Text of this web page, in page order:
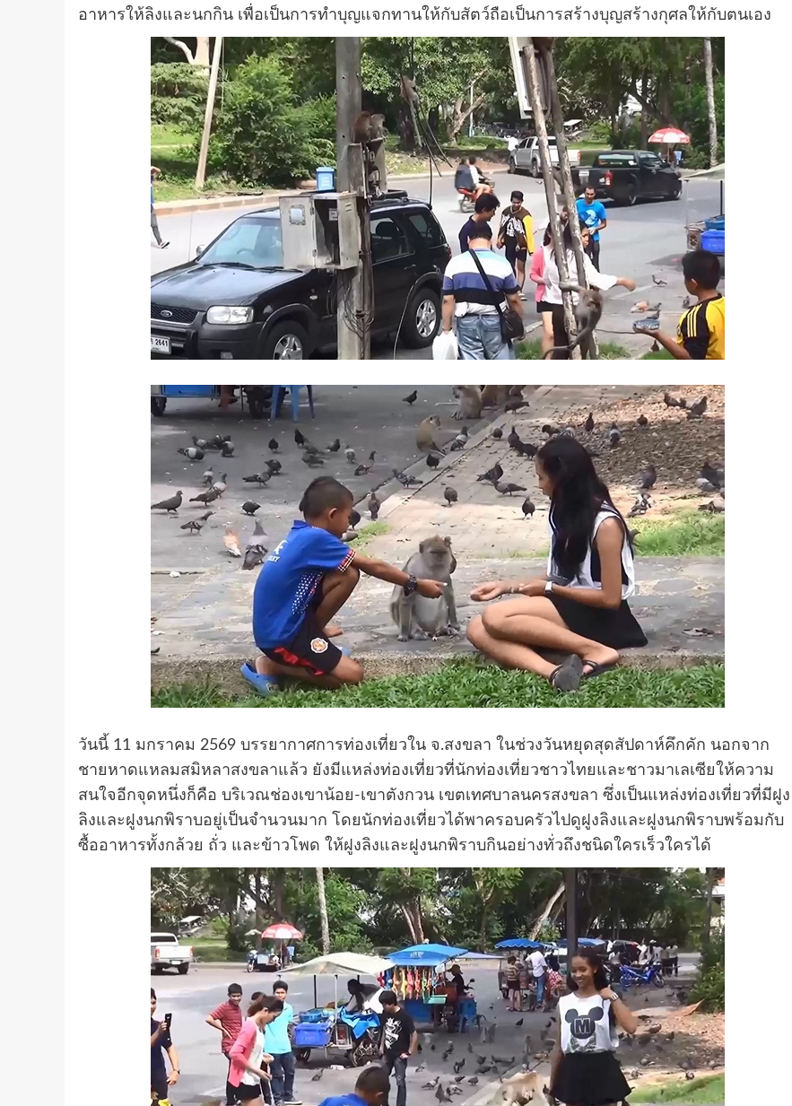
อาหารให้ลิงและนกกิน เพื่อเป็นการทำบุญแจกทานให้กับสัตว์ถือเป็นการสร้างบุญสร้างกุศลให้กับตนเอง
วันนี้ 11 มกราคม 2569 บรรยากาศการท่องเที่ยวใน จ.สงขลา ในช่วงวันหยุดสุดสัปดาห์คึกคัก นอกจาก
ชายหาดแหลมสมิหลาสงขลาแล้ว ยังมีแหล่งท่องเที่ยวที่นักท่องเที่ยวชาวไทยและชาวมาเลเซียให้ความ
สนใจอีกจุดหนึ่งก็คือ บริเวณช่องเขาน้อย-เขาตังกวน เขตเทศบาลนครสงขลา ซึ่งเป็นแหล่งท่องเที่ยวที่มีฝูง
ลิงและฝูงนกพิราบอยู่เป็นจำนวนมาก โดยนักท่องเที่ยวได้พาครอบครัวไปดูฝูงลิงและฝูงนกพิราบพร้อมกับ
ซื้ออาหารทั้งกล้วย ถั่ว และข้าวโพด ให้ฝูงลิงและฝูงนกพิราบกินอย่างทั่วถึงชนิดใครเร็วใครได้